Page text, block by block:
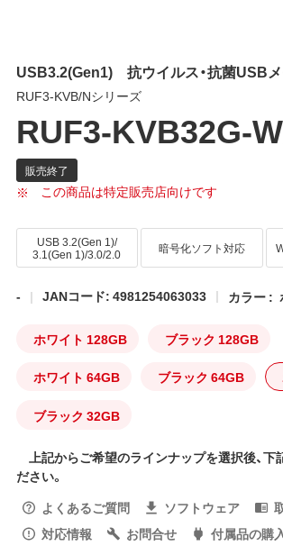
USB3.2(Gen1) 抗ウイルス・抗菌USB
RUF3-KVB/Nシリーズ
RUF3-KVB32G-
この商品は特定販売店向けです
USB 3.2(Gen 1)/
3.1(Gen 1)/3.0/2.0 暗号化ソフト対応
- JANコード: 4981254063033 カラー :
ホワイト 128GB ブラック 128GB
ホワイト 64GB ブラック 64GB
ブラック 32GB
上記からご希望のラインナップを選択後、下
ださい。
よくあるご質問
ソフトウェア
対応情報
お問合せ 付属品の購